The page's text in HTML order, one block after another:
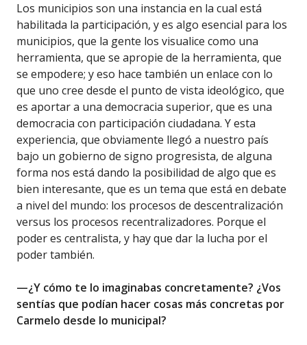
Los municipios son una instancia en la cual está
habilitada la participación, y es algo esencial para los
municipios, que la gente los visualice como una
herramienta, que se apropie de la herramienta, que
se empodere; y eso hace también un enlace con lo
que uno cree desde el punto de vista ideológico, que
es aportar a una democracia superior, que es una
democracia con participación ciudadana. Y esta
experiencia, que obviamente llegó a nuestro país
bajo un gobierno de signo progresista, de alguna
forma nos está dando la posibilidad de algo que es
bien interesante, que es un tema que está en debate
a nivel del mundo: los procesos de descentralización
versus los procesos recentralizadores. Porque el
poder es centralista, y hay que dar la lucha por el
poder también.
—¿Y cómo te lo imaginabas concretamente? ¿Vos
sentías que podían hacer cosas más concretas por
Carmelo desde lo municipal?